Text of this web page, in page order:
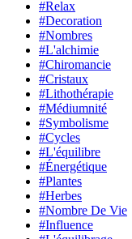
#Relax
#Decoration
#Nombres
#L'alchimie
#Chiromancie
#Cristaux
#Lithothérapie
#Médiumnité
#Symbolisme
#Cycles
#L'équilibre
#Énergétique
#Plantes
#Herbes
#Nombre De Vie
#Influence